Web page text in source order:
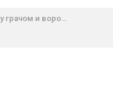
— описание и внешний вид